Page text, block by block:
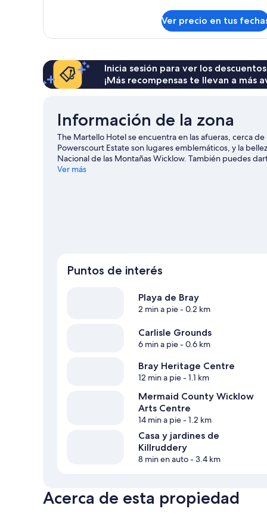
estándar
Ver precio en tus
Inicia sesión para ver los
¡Más recompensas te llevan a más
Información de la zona
The Martello Hotel se encuentra en las afueras, cerca
Powerscourt Estate son lugares emblemáticos, y la
Nacional de las Montañas Wicklow. También puedes
College Dublin. En la zona puedes practicar actividades
Ver más
Puntos de interés
Playa de Bray
2 min a pie- 0.2 km
Carlisle Grounds
6 min a pie- 0.6 km
Bray Heritage Centre
12 min a pie- 1.1 km
Mermaid County Wicklow
Arts Centre
14 min a pie- 1.2 km
Casa y jardines de
Killruddery
8 min en auto- 3.4 km
Acerca de esta propiedad